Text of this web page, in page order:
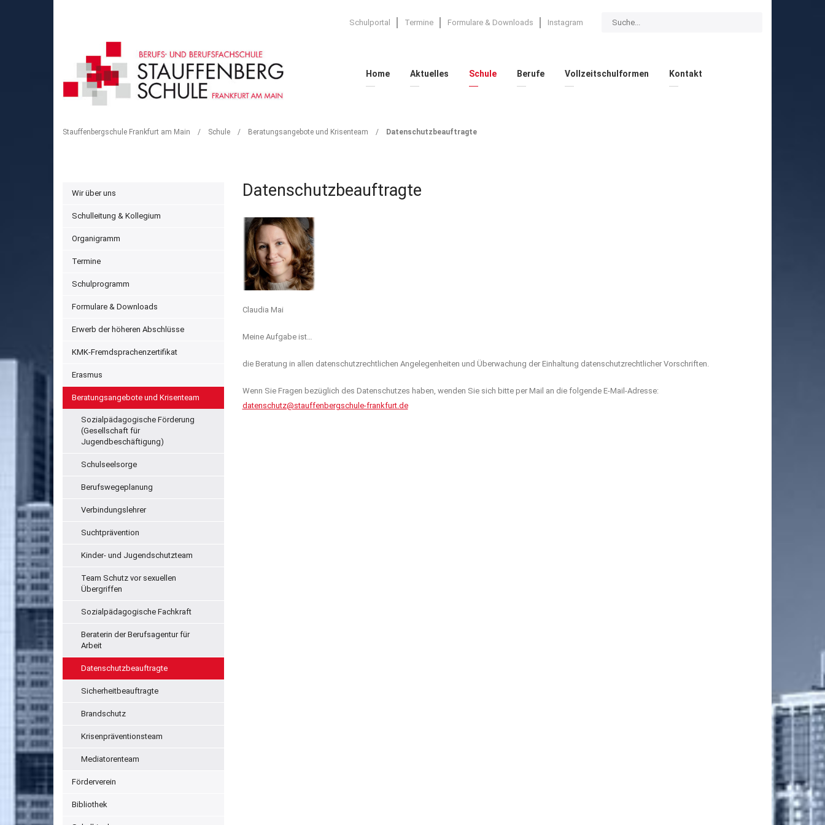
Schulportal Termine Formulare & Downloads Instagram
Home Aktuelles Schule Berufe Vollzeitschulformen Kontakt
Stauffenbergschule Frankfurt am Main / Schule / Beratungsangebote und Krisenteam / Datenschutzbeauftragte
Wir über uns
Schulleitung & Kollegium
Organigramm
Termine
Schulprogramm
Formulare & Downloads
Erwerb der höheren Abschlüsse
KMK-Fremdsprachenzertifikat
Erasmus
Beratungsangebote und Krisenteam
Sozialpädagogische Förderung
(Gesellschaft für
Jugendbeschäftigung)
Schulseelsorge
Berufswegeplanung
Verbindungslehrer
Suchtprävention
Kinder- und Jugendschutzteam
Team Schutz vor sexuellen
Übergriffen
Sozialpädagogische Fachkraft
Beraterin der Berufsagentur für
Arbeit
Datenschutzbeauftragte
Sicherheitbeauftragte
Brandschutz
Krisenpräventionsteam
Mediatorenteam
Förderverein
Bibliothek
Datenschutzbeauftragte
Claudia Mai
Meine Aufgabe ist…
die Beratung in allen datenschutzrechtlichen Angelegenheiten und Überwachung der Einhaltung datenschutzrechtlicher Vorschriften.
Wenn Sie Fragen bezüglich des Datenschutzes haben, wenden Sie sich bitte per Mail an die folgende E-Mail-Adresse:
datenschutz@stauffenbergschule-frankfurt.de